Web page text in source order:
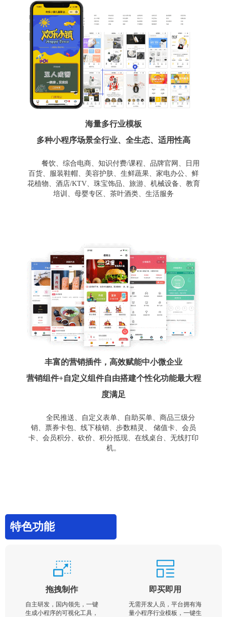
海量多行业模板
多种小程序场景全行业、全生态、适用性高
餐饮、综合电商、知识付费/课程、品牌官网、日用
百货、服装鞋帽、美容护肤、生鲜蔬果、家电办公、鲜
花植物、酒店/KTV、珠宝饰品、旅游、机械设备、教育
培训、母婴专区、茶叶酒类、生活服务
丰富的营销插件，高效赋能中小微企业
营销组件+自定义组件自由搭建个性化功能最大程
度满足
全民推送、自定义表单、自助买单、商品三级分
销、票券卡包、线下核销、步数精灵、 储值卡、会员
卡、会员积分、砍价、积分抵现、在线桌台、无线打印
机。
特色功能
拖拽制作
自主研发，国内领先，一键
生成小程序的可视化工具，
即买即用
无需开发人员，平台拥有海
量小程序行业模板，一键生